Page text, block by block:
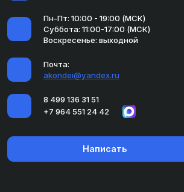
Пн-Пт: 10:00 - 19:00 (МСК)
Суббота: 11:00-17:00 (МСК)
Воскресенье: выходной
Почта:
akondei@yandex.ru
8 499 136 31 51
+7 964 551 24 42
Написать